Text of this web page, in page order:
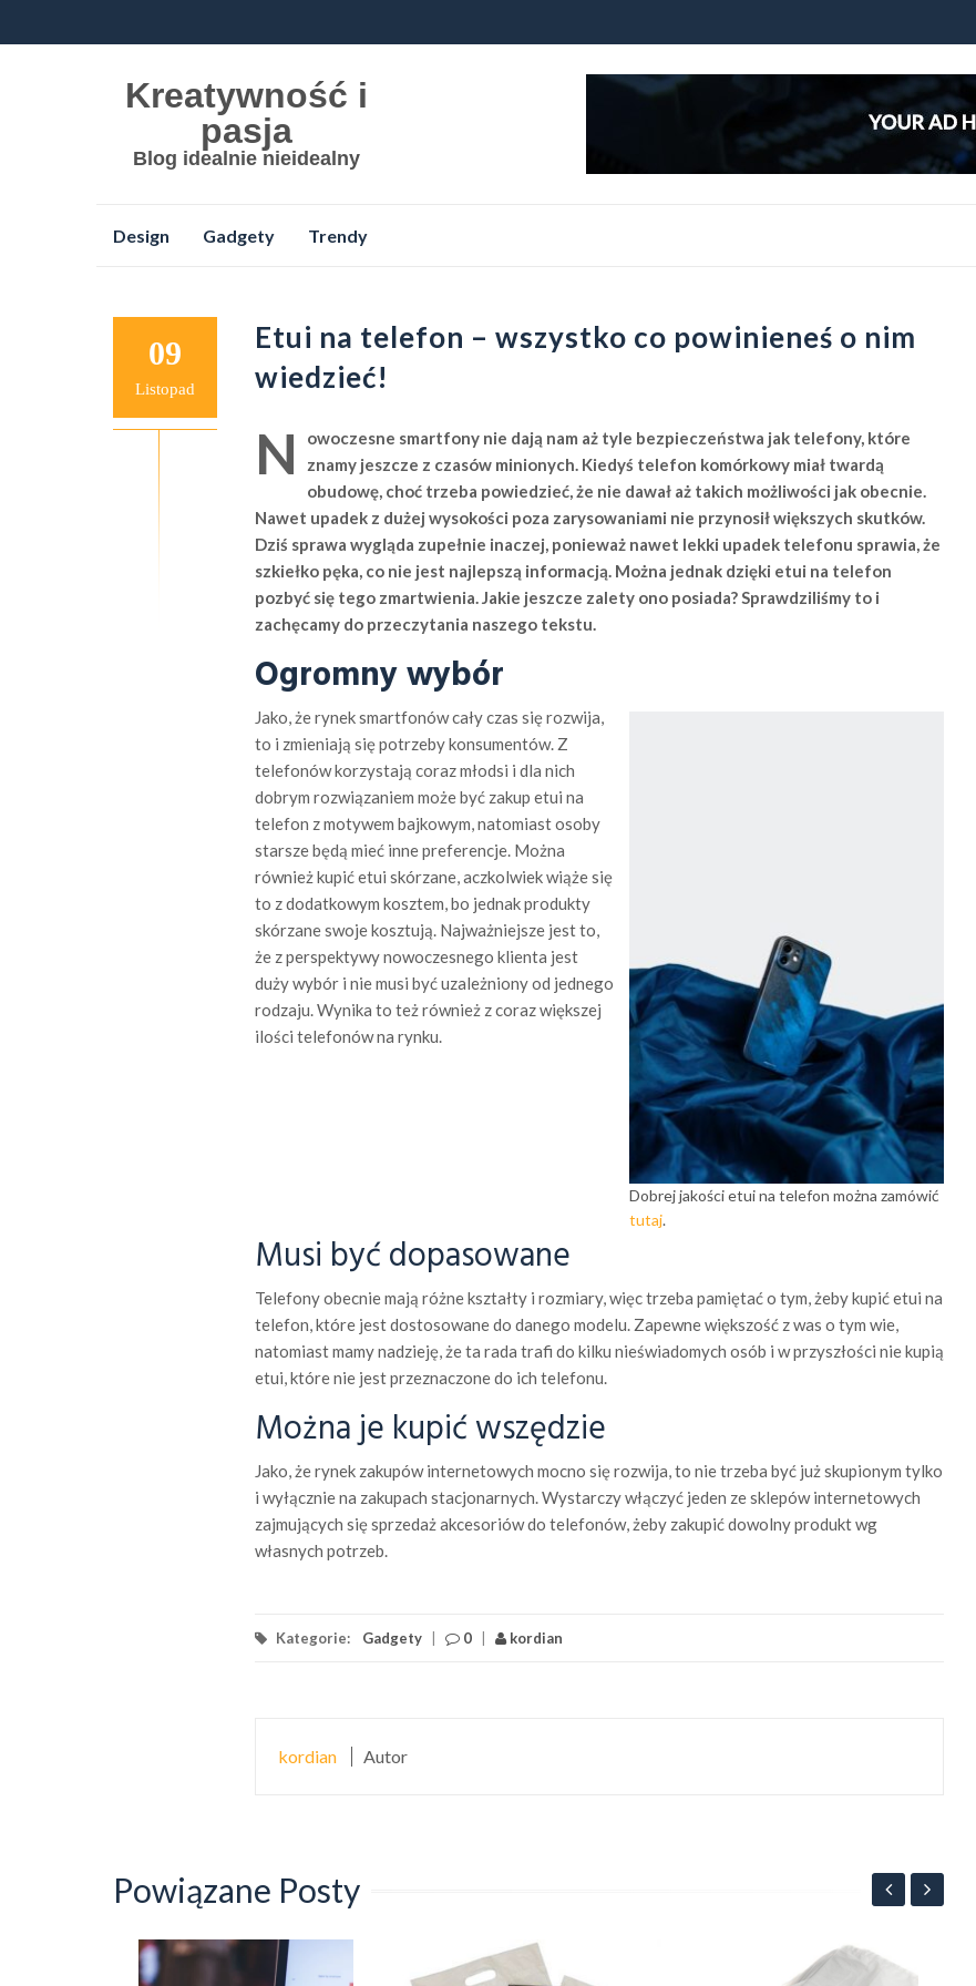
Kreatywność i
pasja
Blog idealnie nieidealny
Design Gadgety Trendy
09
Listopad
Etui na telefon – wszystko co powinieneś o nim
wiedzieć!
N
owoczesne smartfony nie dają nam aż tyle bezpieczeństwa jak telefony, które
znamy jeszcze z czasów minionych. Kiedyś telefon komórkowy miał twardą
obudowę, choć trzeba powiedzieć, że nie dawał aż takich możliwości jak obecnie.
Nawet upadek z dużej wysokości poza zarysowaniami nie przynosił większych skutków.
Dziś sprawa wygląda zupełnie inaczej, ponieważ nawet lekki upadek telefonu sprawia, że
szkiełko pęka, co nie jest najlepszą informacją. Można jednak dzięki etui na telefon
pozbyć się tego zmartwienia. Jakie jeszcze zalety ono posiada? Sprawdziliśmy to i
zachęcamy do przeczytania naszego tekstu.
Ogromny wybór
Dobrej jakości etui na telefon można zamówić
tutaj.
Jako, że rynek smartfonów cały czas się rozwija,
to i zmieniają się potrzeby konsumentów. Z
telefonów korzystają coraz młodsi i dla nich
dobrym rozwiązaniem może być zakup etui na
telefon z motywem bajkowym, natomiast osoby
starsze będą mieć inne preferencje. Można
również kupić etui skórzane, aczkolwiek wiąże się
to z dodatkowym kosztem, bo jednak produkty
skórzane swoje kosztują. Najważniejsze jest to,
że z perspektywy nowoczesnego klienta jest
duży wybór i nie musi być uzależniony od jednego
rodzaju. Wynika to też również z coraz większej
ilości telefonów na rynku.
Musi być dopasowane
Telefony obecnie mają różne kształty i rozmiary, więc trzeba pamiętać o tym, żeby kupić etui na
telefon, które jest dostosowane do danego modelu. Zapewne większość z was o tym wie,
natomiast mamy nadzieję, że ta rada trafi do kilku nieświadomych osób i w przyszłości nie kupią
etui, które nie jest przeznaczone do ich telefonu.
Można je kupić wszędzie
Jako, że rynek zakupów internetowych mocno się rozwija, to nie trzeba być już skupionym tylko
i wyłącznie na zakupach stacjonarnych. Wystarczy włączyć jeden ze sklepów internetowych
zajmujących się sprzedaż akcesoriów do telefonów, żeby zakupić dowolny produkt wg
własnych potrzeb.
Kategorie: Gadgety 0 kordian
kordian Autor
Powiązane Posty